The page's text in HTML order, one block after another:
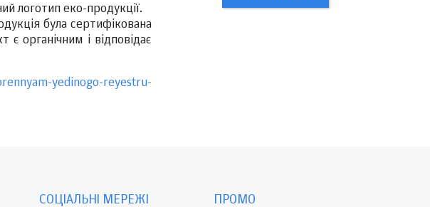
логотип еко-продукції.
була сертифікована
органічним і відповідає
yedinogo-reyestru-
СОЦІАЛЬНІ МЕРЕЖІ ПРОМО